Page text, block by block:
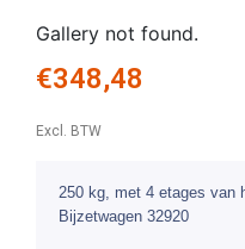
Gallery not found.
€348,48
Excl. BTW
250 kg, met 4 etages van
Bijzetwagen 32920